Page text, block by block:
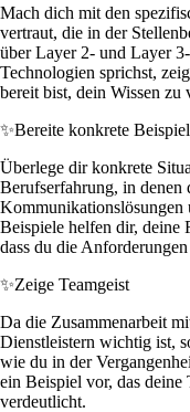
Mach dich mit den
vertraut, die in der
über Layer 2- und Layer
Technologien sprichst,
bereit bist, dein Wissen zu
✨Bereite konkrete
Überlege dir konkrete
Berufserfahrung, in denen
Kommunikationslösungen
Beispiele helfen dir, deine
dass du die
✨Zeige Teamgeist
Da die Zusammenarbeit
Dienstleistern wichtig ist,
wie du in der
ein Beispiel vor, das
verdeutlicht.